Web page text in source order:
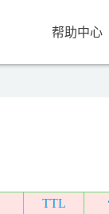
帮助中心
TTL